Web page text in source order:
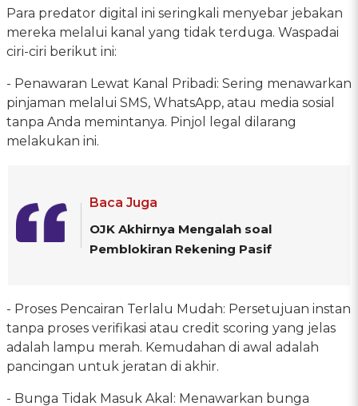
Para predator digital ini seringkali menyebar jebakan
mereka melalui kanal yang tidak terduga. Waspadai
ciri-ciri berikut ini:
- Penawaran Lewat Kanal Pribadi: Sering menawarkan
pinjaman melalui SMS, WhatsApp, atau media sosial
tanpa Anda memintanya. Pinjol legal dilarang
melakukan ini.
Baca Juga
OJK Akhirnya Mengalah soal
Pemblokiran Rekening Pasif
- Proses Pencairan Terlalu Mudah: Persetujuan instan
tanpa proses verifikasi atau credit scoring yang jelas
adalah lampu merah. Kemudahan di awal adalah
pancingan untuk jeratan di akhir.
- Bunga Tidak Masuk Akal: Menawarkan bunga